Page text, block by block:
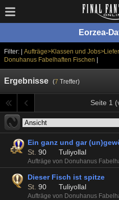
Eorzea-
Filter: | Aufträge>Klassen und
Donuhanus Fabelhaften Fischen
Ergebnisse (7 Treffer)
Seite 1
Ein ganz und gar
St. 90 Tuliyollal
Aufträge von Donuhanus
Dieser Fisch ist spitze
St. 90 Tuliyollal
Aufträge von Donuhanus